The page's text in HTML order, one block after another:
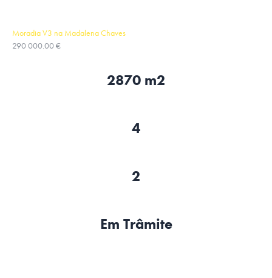
Moradia V3 na Madalena Chaves
290 000.00 €
2870 m2
4
2
Em Trâmite